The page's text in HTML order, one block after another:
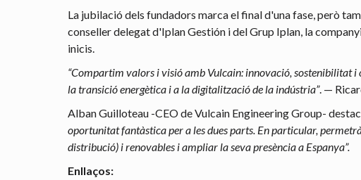
La jubilació dels fundadors marca el final d'una fase, però
conseller delegat d'Iplan Gestión i del Grup Iplan, la
inicis.
“Compartim valors i visió amb Vulcain: innovació, sostenibilitat
la transició energètica i a la digitalització de la indústria”. —
Alban Guilloteau -CEO de Vulcain Engineering Group-
oportunitat fantàstica per a les dues parts. En particular,
distribució) i renovables i ampliar la seva presència a Espanya”.
Enllaços: